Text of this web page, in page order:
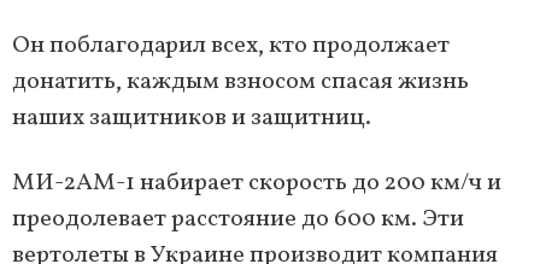
Он поблагодарил всех, кто продолжает
донатить, каждым взносом спасая жизнь
наших защитников и защитниц.
МИ-2АМ-1 набирает скорость до 200 км/ч и
преодолевает расстояние до 600 км. Эти
вертолеты в Украине производит компания